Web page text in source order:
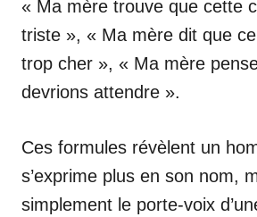
« Ma mère trouve que cette
triste », « Ma mère dit que
trop cher », « Ma mère
devrions attendre ».
Ces formules révèlent un
s’exprime plus en son nom,
simplement le porte-voix